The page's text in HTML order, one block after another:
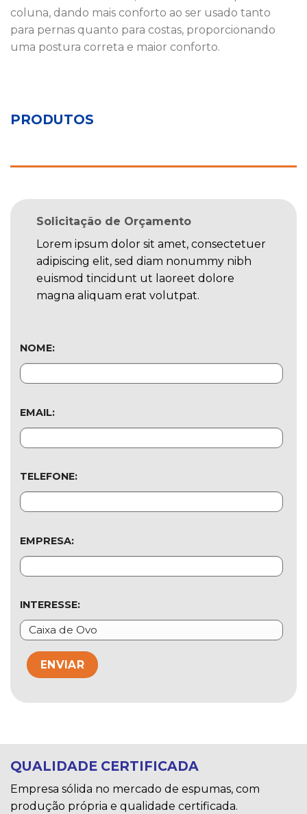
coluna, dando mais conforto ao ser usado tanto
para pernas quanto para costas, proporcionando
uma postura correta e maior conforto.
PRODUTOS
Solicitação de Orçamento
Lorem ipsum dolor sit amet, consectetuer
adipiscing elit, sed diam nonummy nibh
euismod tincidunt ut laoreet dolore
magna aliquam erat volutpat.
NOME:
EMAIL:
TELEFONE:
EMPRESA:
INTERESSE:
QUALIDADE CERTIFICADA
Empresa sólida no mercado de espumas, com
produção própria e qualidade certificada.